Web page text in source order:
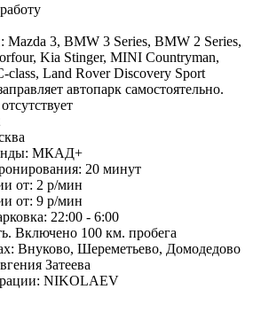
Mazda 3, BMW 3 Series, BMW 2 Series,
Kia Stinger, MINI Countryman,
class, Land Rover Discovery Sport
автопарк самостоятельно.
МКАД+
20 минут
от: 2 р/мин
от: 9 р/мин
22:00 - 6:00
Включено 100 км. пробега
Внуково, Шереметьево, Домодедово
Затеева
NIKOLAEV